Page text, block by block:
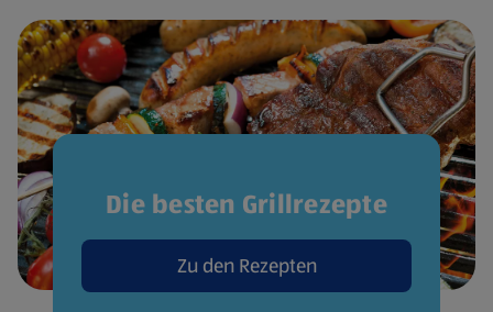
Die besten Grillrezepte
Zu den Rezepten